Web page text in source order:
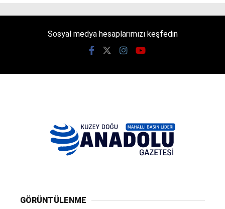
Sosyal medya hesaplarımızı keşfedin
GÖRÜNTÜLENME